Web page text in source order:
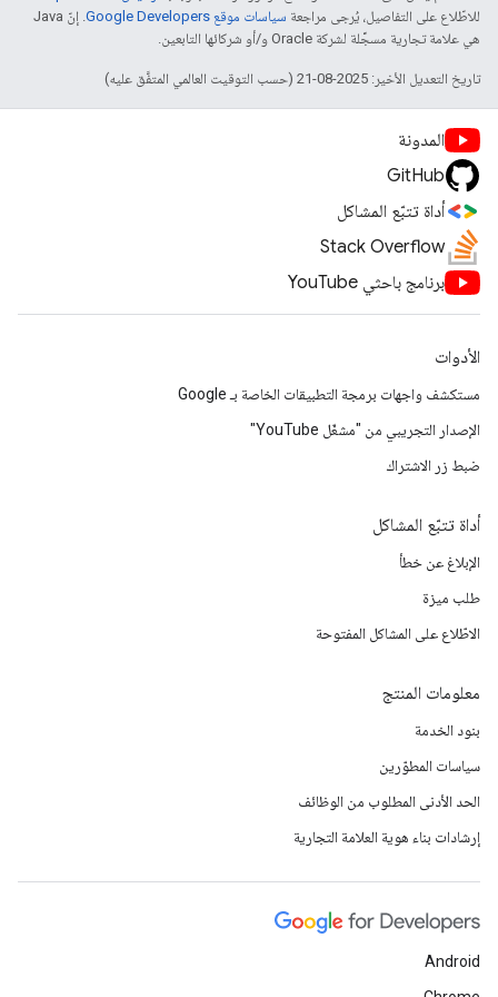
للاطّلاع على التفاصيل، يُرجى مراجعة سياسات موقع Google Developers‏
. إنّ Java
هي علامة تجارية مسجَّلة لشركة Oracle و/أو شركائها التابعين.
تاريخ التعديل الأخير: 2025-08-21 (حسب التوقيت العالمي المتفَّق عليه)
المدونة
GitHub
أداة تتبّع المشاكل
Stack Overflow
برنامج باحثي YouTube
الأدوات
مستكشف واجهات برمجة التطبيقات الخاصة بـ Google
الإصدار التجريبي من "مشغّل YouTube"
ضبط زر الاشتراك
أداة تتبّع المشاكل
الإبلاغ عن خطأ
طلب ميزة
الاطّلاع على المشاكل المفتوحة
معلومات المنتج
بنود الخدمة
سياسات المطوّرين
الحد الأدنى المطلوب من الوظائف
إرشادات بناء هوية العلامة التجارية
Android